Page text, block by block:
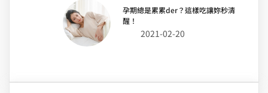
孕期總是累累der？這樣吃讓妳秒清
醒！
2021-02-20